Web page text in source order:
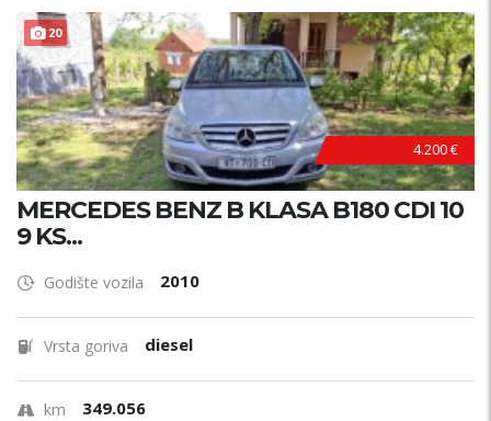
20
4.200 €
MERCEDES BENZ B KLASA B180 CDI 10
9 KS...
Godište vozila 2010
Vrsta goriva diesel
km 349.056